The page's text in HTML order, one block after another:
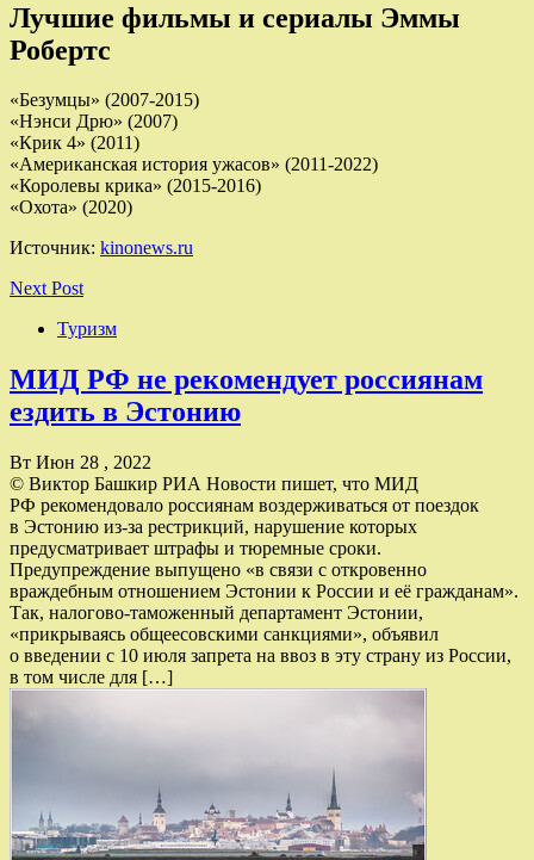
Лучшие фильмы и сериалы Эммы
Робертс
«Безумцы» (2007-2015)
«Нэнси Дрю» (2007)
«Крик 4» (2011)
«Американская история ужасов» (2011-2022)
«Королевы крика» (2015-2016)
«Охота» (2020)
Источник: kinonews.ru
Next Post
Туризм
МИД РФ не рекомендует россиянам
ездить в Эстонию
Вт Июн 28 , 2022
© Виктор Башкир РИА Новости пишет, что МИД
РФ рекомендовало россиянам воздерживаться от поездок
в Эстонию из-за рестрикций, нарушение которых
предусматривает штрафы и тюремные сроки.
Предупреждение выпущено «в связи с откровенно
враждебным отношением Эстонии к России и её гражданам».
Так, налогово-таможенный департамент Эстонии,
«прикрываясь общеесовскими санкциями», объявил
о введении с 10 июля запрета на ввоз в эту страну из России,
в том числе для […]